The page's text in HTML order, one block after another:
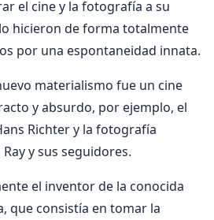
el cine y la fotografía a su
hicieron de forma totalmente
por una espontaneidad innata.
materialismo fue un cine
y absurdo, por ejemplo, el
Richter y la fotografía
y sus seguidores.
el inventor de la conocida
que consistía en tomar la